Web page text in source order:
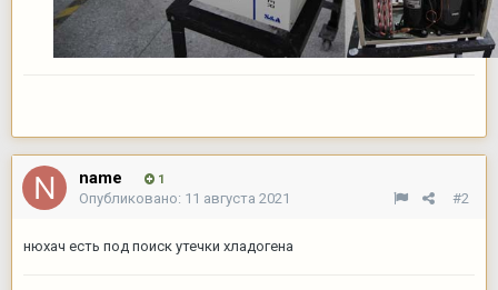
name 1
#2
Опубликовано: 11 августа 2021
нюхач есть под поиск утечки хладогена